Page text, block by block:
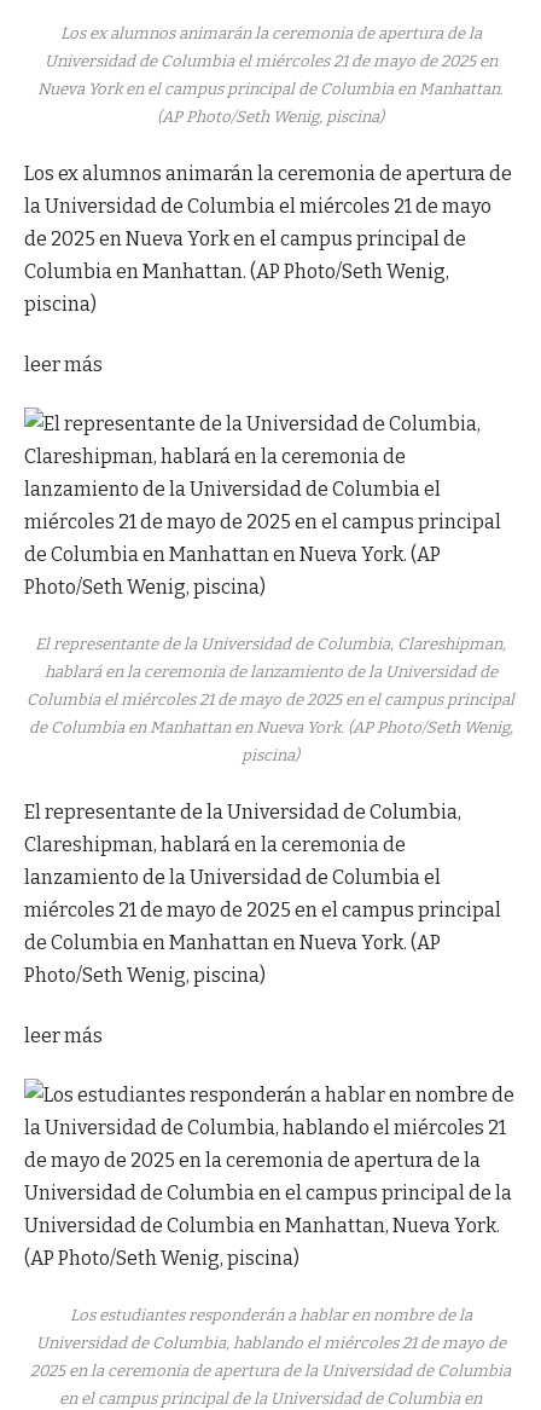
Los ex alumnos animarán la ceremonia de apertura de la
Universidad de Columbia el miércoles 21 de mayo de 2025 en
Nueva York en el campus principal de Columbia en Manhattan.
(AP Photo/Seth Wenig, piscina)
Los ex alumnos animarán la ceremonia de apertura de
la Universidad de Columbia el miércoles 21 de mayo
de 2025 en Nueva York en el campus principal de
Columbia en Manhattan. (AP Photo/Seth Wenig,
piscina)
leer más
El representante de la Universidad de Columbia, Clareshipman,
hablará en la ceremonia de lanzamiento de la Universidad de
Columbia el miércoles 21 de mayo de 2025 en el campus principal
de Columbia en Manhattan en Nueva York. (AP Photo/Seth Wenig,
piscina)
El representante de la Universidad de Columbia,
Clareshipman, hablará en la ceremonia de
lanzamiento de la Universidad de Columbia el
miércoles 21 de mayo de 2025 en el campus principal
de Columbia en Manhattan en Nueva York. (AP
Photo/Seth Wenig, piscina)
leer más
Los estudiantes responderán a hablar en nombre de la
Universidad de Columbia, hablando el miércoles 21 de mayo de
2025 en la ceremonia de apertura de la Universidad de Columbia
en el campus principal de la Universidad de Columbia en